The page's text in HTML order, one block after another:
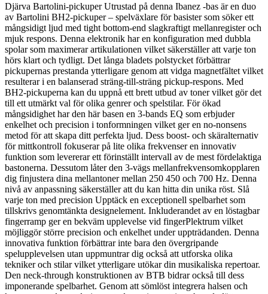
Djärva Bartolini-pickuper Utrustad på denna Ibanez -bas är en duo
av Bartolini BH2-pickuper – spelväxlare för basister som söker ett
mångsidigt ljud med tight bottom-end slagkraftigt mellanregister och
mjuk respons. Denna elektronik har en konfiguration med dubbla
spolar som maximerar artikulationen vilket säkerställer att varje ton
hörs klart och tydligt. Det långa bladets polstycket förbättrar
pickupernas prestanda ytterligare genom att vidga magnetfältet vilket
resulterar i en balanserad sträng-till-sträng pickup-respons. Med
BH2-pickuperna kan du uppnå ett brett utbud av toner vilket gör det
till ett utmärkt val för olika genrer och spelstilar. För ökad
mångsidighet har den här basen en 3-bands EQ som erbjuder
enkelhet och precision i tonformningen vilket ger en no-nonsens
metod för att skapa ditt perfekta ljud. Dess boost- och skäralternativ
för mittkontroll fokuserar på lite olika frekvenser en innovativ
funktion som levererar ett förinställt intervall av de mest fördelaktiga
bastonerna. Dessutom låter den 3-vägs mellanfrekvensomkopplaren
dig finjustera dina mellantoner mellan 250 450 och 700 Hz. Denna
nivå av anpassning säkerställer att du kan hitta din unika röst. Slå
varje ton med precision Upptäck en exceptionell spelbarhet som
tillskrivs genomtänkta designelement. Inkluderandet av en löstagbar
fingerramp ger en bekväm upplevelse vid fingerPlektrum vilket
möjliggör större precision och enkelhet under uppträdanden. Denna
innovativa funktion förbättrar inte bara den övergripande
spelupplevelsen utan uppmuntrar dig också att utforska olika
tekniker och stilar vilket ytterligare utökar din musikaliska repertoar.
Den neck-through konstruktionen av BTB bidrar också till dess
imponerande spelbarhet. Genom att sömlöst integrera halsen och